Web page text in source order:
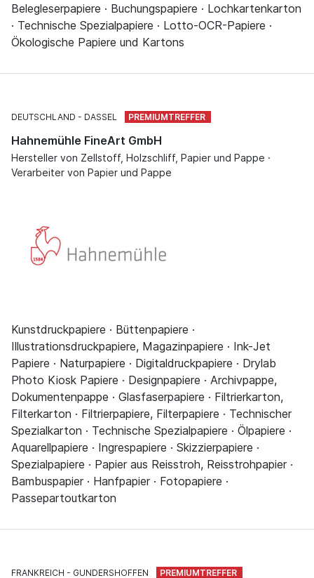
Belegleserpapiere · Buchungspapiere · Lochkartenkarton
· Technische Spezialpapiere · Lotto-OCR-Papiere ·
Ökologische Papiere und Kartons
DEUTSCHLAND DASSEL
Hahnemühle FineArt GmbH
Hersteller von Zellstoff, Holzschliff, Papier und Pappe ·
Verarbeiter von Papier und Pappe
Kunstdruckpapiere · Büttenpapiere ·
Illustrationsdruckpapiere, Magazinpapiere · Ink-Jet
Papiere · Naturpapiere · Digitaldruckpapiere · Drylab
Photo Kiosk Papiere · Designpapiere · Archivpappe,
Dokumentenpappe · Glasfaserpapiere · Filtrierkarton,
Filterkarton · Filtrierpapiere, Filterpapiere · Technischer
Spezialkarton · Technische Spezialpapiere · Ölpapiere ·
Aquarellpapiere · Ingrespapiere · Skizzierpapiere ·
Spezialpapiere · Papier aus Reisstroh, Reisstrohpapier ·
Bambuspapier · Hanfpapier · Fotopapiere ·
Passepartoutkarton
FRANKREICH GUNDERSHOFFEN